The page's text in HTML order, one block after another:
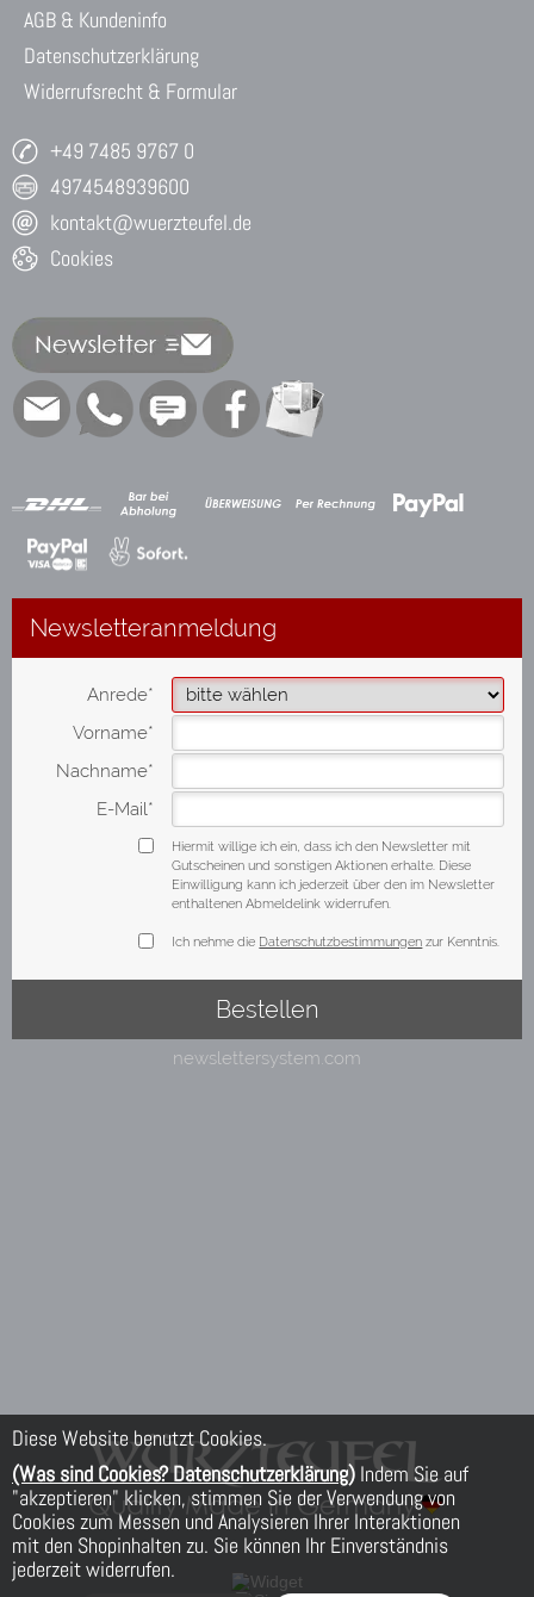
Diese Website benutzt Cookies.
(Was sind Cookies? Datenschutzerklärung) Indem Sie auf
"akzeptieren" klicken, stimmen Sie der Verwendung von
Cookies zum Messen und Analysieren Ihrer Interaktionen
mit den Shopinhalten zu. Sie können Ihr Einverständnis
jederzeit widerrufen.
AGB & Kundeninfo
Datenschutzerklärung
Widerrufsrecht & Formular
+49 7485 9767 0
4974548939600
kontakt@wuerzteufel.de
Cookies